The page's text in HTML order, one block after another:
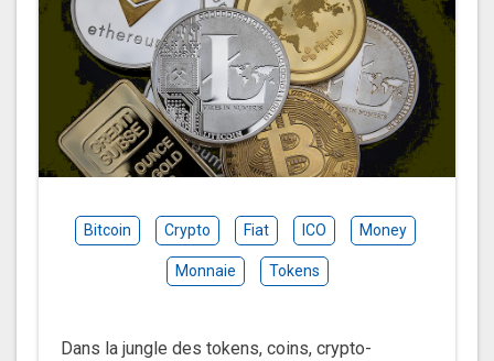
Bitcoin Crypto Fiat ICO Money
Monnaie Tokens
Dans la jungle des tokens, coins, crypto-